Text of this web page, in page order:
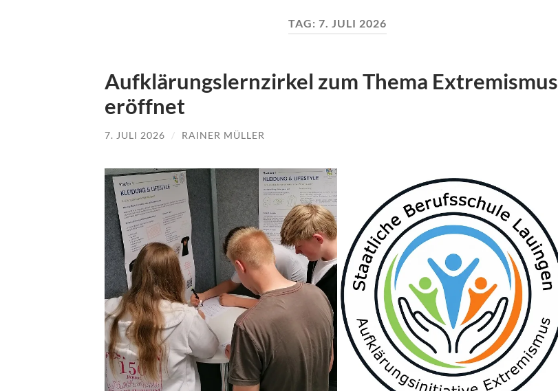
TAG: 7. JULI 2026
Aufklärungslernzirkel zum Thema Extremismus
eröffnet
7. JULI 2026 / RAINER MÜLLER